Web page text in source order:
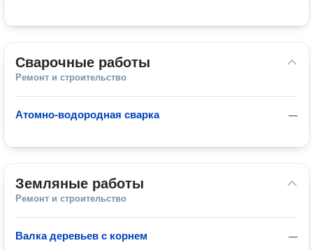
Сварочные работы
Ремонт и строительство
—
Атомно-водородная сварка
Земляные работы
Ремонт и строительство
—
Валка деревьев с корнем